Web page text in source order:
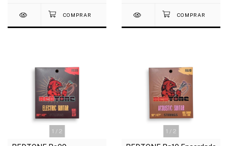
1 / 2 1 / 2